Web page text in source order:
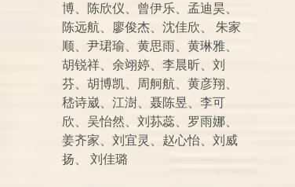
博、陈欣仪、曾伊乐、孟迪昊、
陈远航、廖俊杰、沈佳欣、 朱家
顺、尹珺瑜、黄思雨、黄琳雅、
胡锐祥、余翊婷、李晨昕、刘
芬、胡博凯、周舸航、黄彦翔、
嵇诗崴、江澍、聂陈昱、李可
欣、吴怡然、刘荪蕊、罗雨娜、
姜齐家、刘宜灵、赵心怡、刘威
扬、 刘佳璐